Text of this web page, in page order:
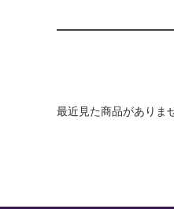
最近見た商品がありま